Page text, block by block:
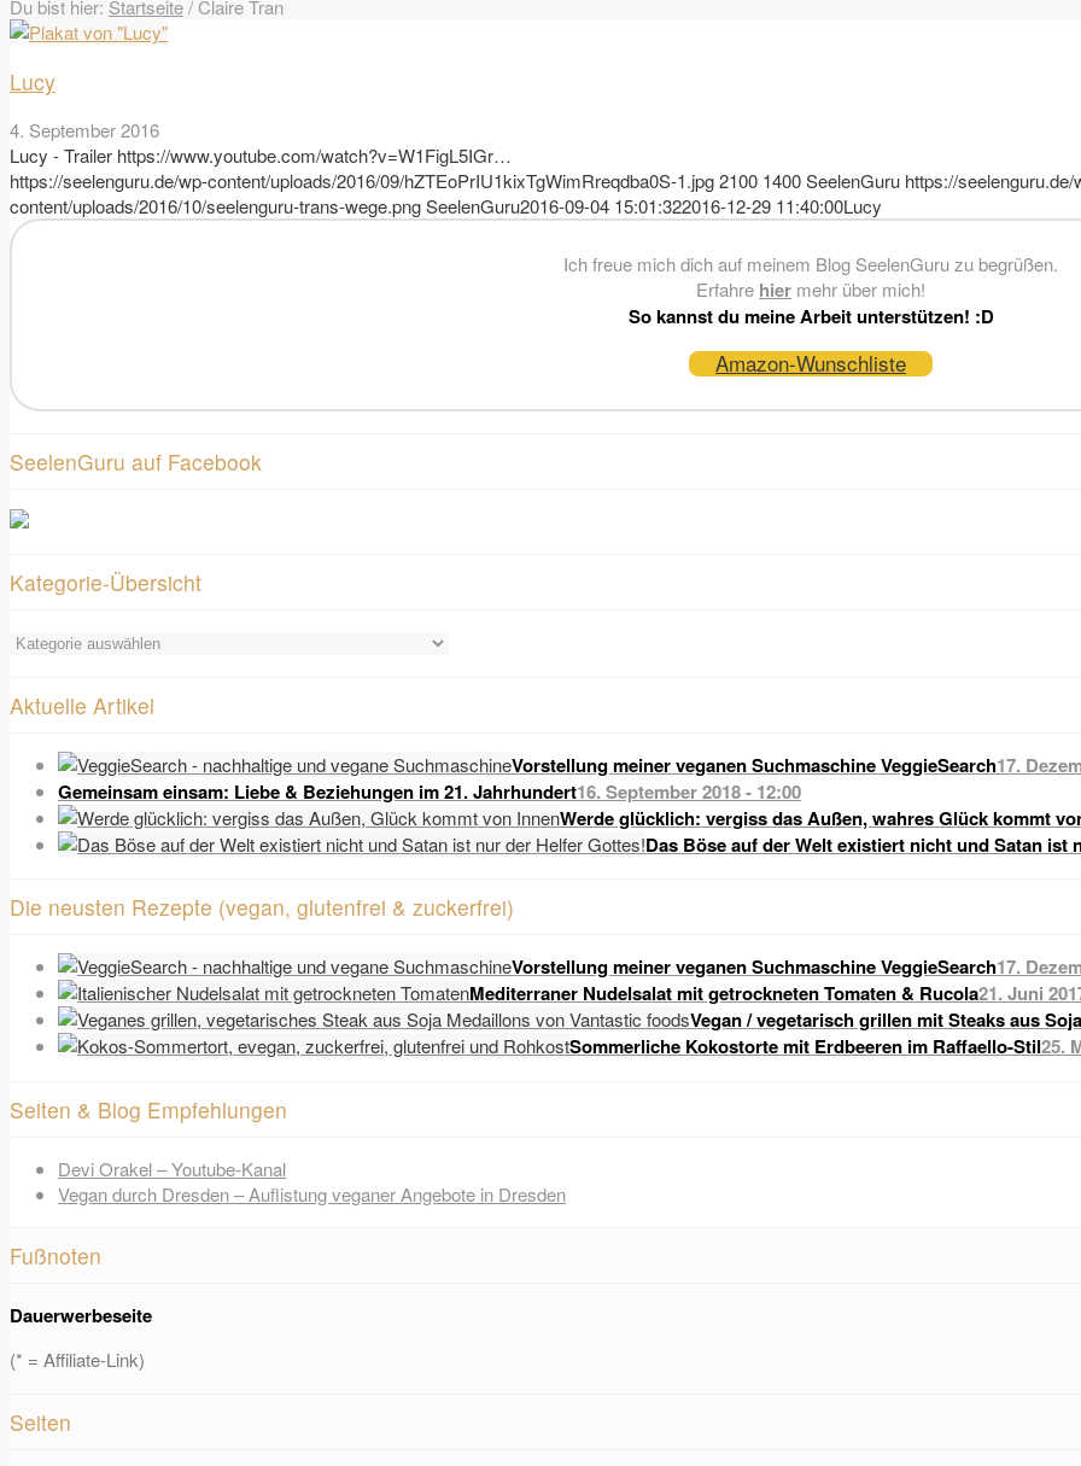
Du bist hier: Startseite/Claire Tran
Lucy
4. September 2016
Lucy - Trailer https://www.youtube.com/watch?v=W1FigL5IGr…
https://seelenguru.de/wp-content/uploads/2016/09/hZTEoPrIU1kixTgWimRreqdba0S-1.jpg2100 1400SeelenGuru https://seelenguru.de/
content/uploads/2016/10/seelenguru-trans-wege.pngSeelenGuru2016-09-04 15:01:322016-12-29 11:40:00Lucy
Ich freue mich dich auf meinem Blog SeelenGuru zu begrüßen.
Erfahre hier mehr über mich!
So kannst du meine Arbeit unterstützen! :D
Amazon-Wunschliste
SeelenGuru auf Facebook
Kategorie-Übersicht
Kategorie-
Aktuelle Artikel
Vorstellung meiner veganen Suchmaschine VeggieSearch17.
Gemeinsam einsam: Liebe & Beziehungen im 21. Jahrhundert16. September 2018 - 12:00
Werde glücklich: vergiss das Außen, wahres Glück kommt
Das Böse auf der Welt existiert nicht und Satan ist
Die neusten Rezepte (vegan, glutenfrei & zuckerfrei)
Vorstellung meiner veganen Suchmaschine VeggieSearch17.
Mediterraner Nudelsalat mit getrockneten Tomaten & Rucola21. Juni
Vegan / vegetarisch grillen mit Steaks aus Soja
Sommerliche Kokostorte mit Erdbeeren im Raffaello-Stil25.
Seiten & Blog Empfehlungen
Devi Orakel – Youtube-Kanal
Vegan durch Dresden – Auflistung veganer Angebote in Dresden
Fußnoten
Dauerwerbeseite
(* = Affiliate-Link)
Seiten